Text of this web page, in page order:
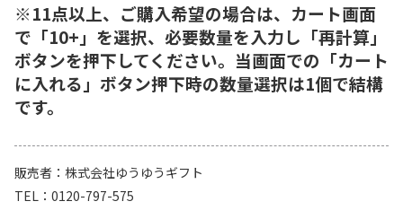
※11点以上、ご購入希望の場合は、カート画面
で「10+」を選択、必要数量を入力し「再計算」
ボタンを押下してください。当画面での「カート
に入れる」ボタン押下時の数量選択は1個で結構
です。
販売者
株式会社ゆうゆうギフト
TEL
0120-797-575